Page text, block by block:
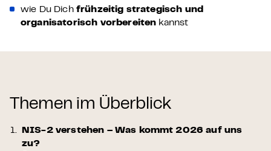
wie Du Dich frühzeitig strategisch und
organisatorisch vorbereiten kannst
Themen im Überblick
NIS-2 verstehen – Was kommt 2026 auf uns
zu?